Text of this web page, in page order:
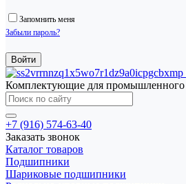
Запомнить меня
Забыли пароль?
Комплектующие для промышленного
+7 (916) 574-63-40
Заказать звонок
Каталог товаров
Подшипники
Шариковые подшипники